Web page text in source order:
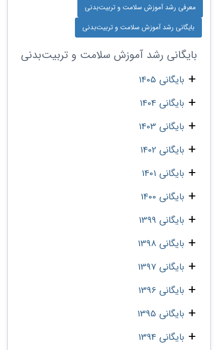
معرفی رشد آموزش سلامت و تربیت‌بدنی
بایگانی رشد آموزش سلامت و تربیت‌بدنی
بایگانی رشد آموزش سلامت و تربیت‌بدنی
بایگانی 1405
بایگانی 1404
بایگانی 1403
بایگانی 1402
بایگانی 1401
بایگانی 1400
بایگانی 1399
بایگانی 1398
بایگانی 1397
بایگانی 1396
بایگانی 1395
بایگانی 1394